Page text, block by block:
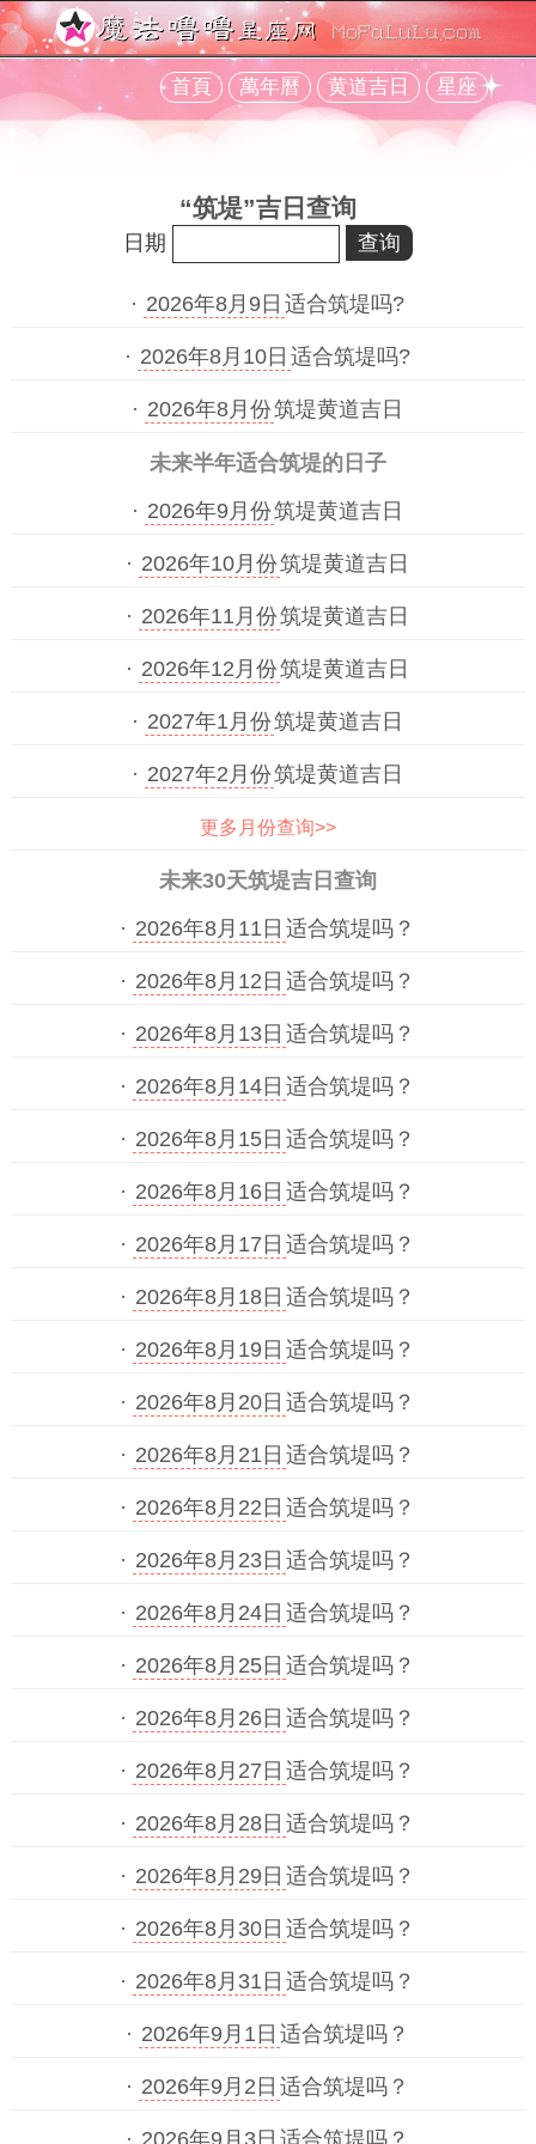
首頁 萬年曆 黄道吉日 星座
“筑堤”吉日查询
日期
· 2026年8月9日 适合筑堤吗?
· 2026年8月10日 适合筑堤吗?
· 2026年8月份筑堤黄道吉日
未来半年适合筑堤的日子
· 2026年9月份筑堤黄道吉日
· 2026年10月份筑堤黄道吉日
· 2026年11月份筑堤黄道吉日
· 2026年12月份筑堤黄道吉日
· 2027年1月份筑堤黄道吉日
· 2027年2月份筑堤黄道吉日
更多月份查询>>
未来30天筑堤吉日查询
· 2026年8月11日 适合筑堤吗？
· 2026年8月12日 适合筑堤吗？
· 2026年8月13日 适合筑堤吗？
· 2026年8月14日 适合筑堤吗？
· 2026年8月15日 适合筑堤吗？
· 2026年8月16日 适合筑堤吗？
· 2026年8月17日 适合筑堤吗？
· 2026年8月18日 适合筑堤吗？
· 2026年8月19日 适合筑堤吗？
· 2026年8月20日 适合筑堤吗？
· 2026年8月21日 适合筑堤吗？
· 2026年8月22日 适合筑堤吗？
· 2026年8月23日 适合筑堤吗？
· 2026年8月24日 适合筑堤吗？
· 2026年8月25日 适合筑堤吗？
· 2026年8月26日 适合筑堤吗？
· 2026年8月27日 适合筑堤吗？
· 2026年8月28日 适合筑堤吗？
· 2026年8月29日 适合筑堤吗？
· 2026年8月30日 适合筑堤吗？
· 2026年8月31日 适合筑堤吗？
· 2026年9月1日 适合筑堤吗？
· 2026年9月2日 适合筑堤吗？
· 2026年9月3日 适合筑堤吗？